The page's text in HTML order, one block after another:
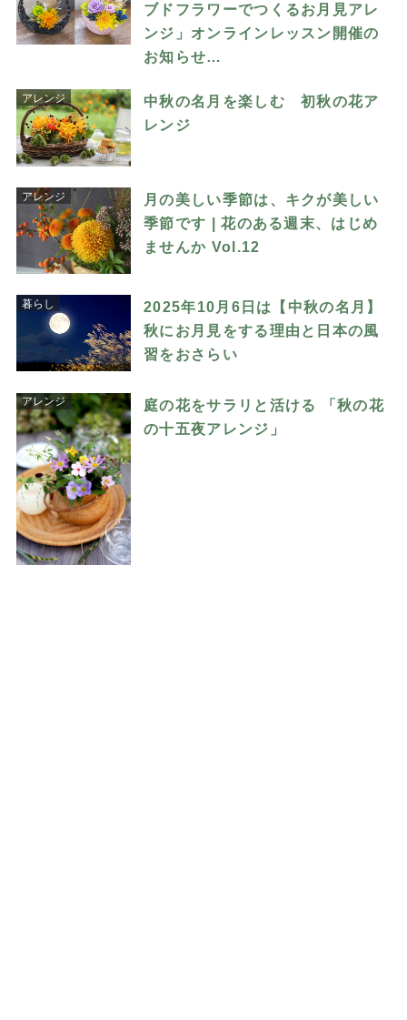
ブドフラワーでつくるお月見アレ
ンジ」オンラインレッスン開催の
お知らせ…
アレンジ
中秋の名月を楽しむ 初秋の花ア
レンジ
アレンジ
月の美しい季節は、キクが美しい
季節です | 花のある週末、はじめ
ませんか Vol.12
暮らし
2025年10月6日は【中秋の名月】
秋にお月見をする理由と日本の風
習をおさらい
アレンジ
庭の花をサラリと活ける 「秋の花
の十五夜アレンジ」